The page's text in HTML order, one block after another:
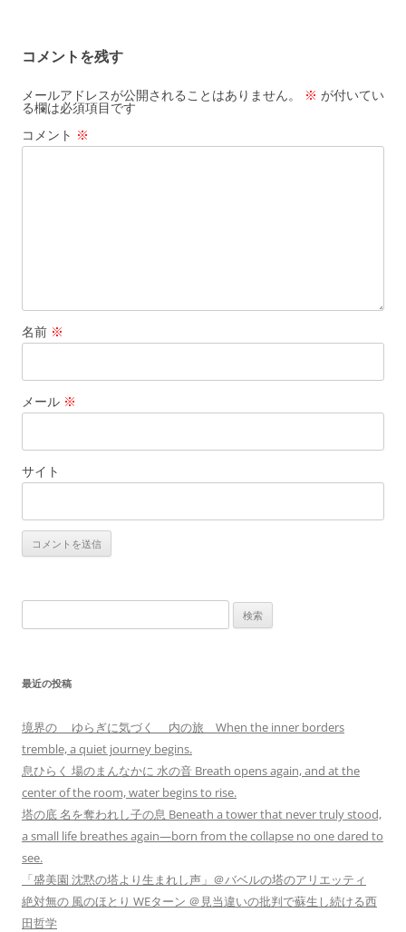
ー
シ
ョ
ン
コメントを残す
メールアドレスが公開されることはありません。 ※ が付いてい
る欄は必須項目です
コメント ※
名前 ※
メール ※
サイト
索:
最近の投稿
境界の ゆらぎに気づく 内の旅 When the inner borders
tremble, a quiet journey begins.
息ひらく 場のまんなかに 水の音 Breath opens again, and at the
center of the room, water begins to rise.
塔の底 名を奪われし子の息 Beneath a tower that never truly stood,
a small life breathes again—born from the collapse no one dared to
see.
「盛美園 沈黙の塔より生まれし声」＠バベルの塔のアリエッティ
絶対無の 風のほとり WEターン ＠見当違いの批判で蘇生し続ける西
田哲学